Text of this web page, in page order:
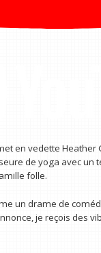
en vedette
de yoga avec un
folle.
un drame de
je reçois des